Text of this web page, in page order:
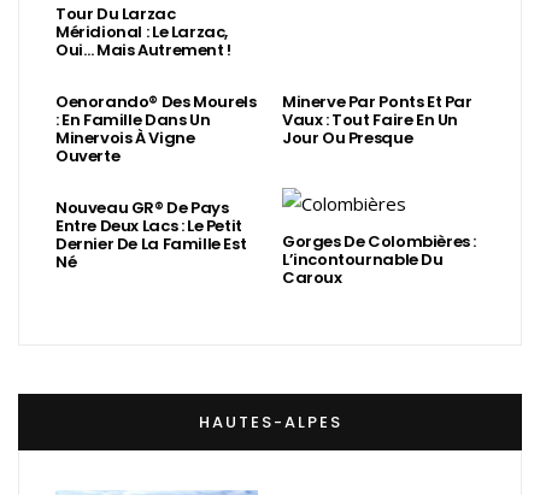
Tour Du Larzac
Méridional : Le Larzac,
Oui… Mais Autrement !
Oenorando® Des Mourels
: En Famille Dans Un
Minervois À Vigne
Ouverte
Minerve Par Ponts Et Par
Vaux : Tout Faire En Un
Jour Ou Presque
Nouveau GR® De Pays
Entre Deux Lacs : Le Petit
Dernier De La Famille Est
Né
Gorges De Colombières :
L’incontournable Du
Caroux
HAUTES-ALPES